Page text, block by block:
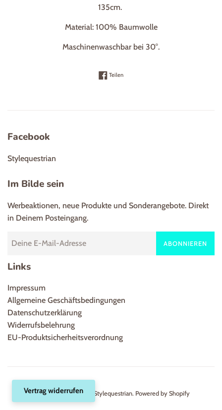
135cm.
Material: 100% Baumwolle
Maschinenwaschbar bei 30°.
TeilenAuf Facebook teilen
Facebook
Stylequestrian
Im Bilde sein
Werbeaktionen, neue Produkte und Sonderangebote. Direkt
in Deinem Posteingang.
ABONNIEREN
Links
Impressum
Allgemeine Geschäftsbedingungen
Datenschutzerklärung
Widerrufsbelehrung
EU-Produktsicherheitsverordnung
Urheberrecht © 2026, Stylequestrian. Powered by Shopify
Vertrag widerrufen